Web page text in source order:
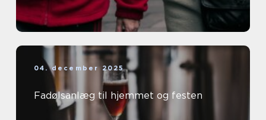
04. december 2025
Fadølsanlæg til hjemmet og festen